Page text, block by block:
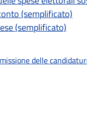
(semplificato)
(semplificato)
delle